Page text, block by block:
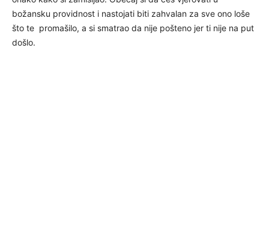
božansku providnost i nastojati biti zahvalan za sve ono loše
što te promašilo, a si smatrao da nije pošteno jer ti nije na put
došlo.